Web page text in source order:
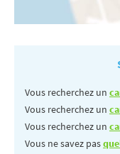
Vous recherchez un
Vous recherchez un
Vous recherchez un
Vous ne savez pas